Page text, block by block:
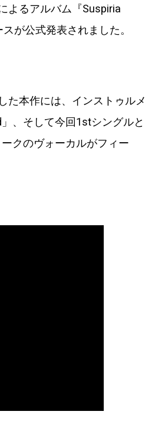
よるアルバム『Suspiria
が公式発表されました。
た本作には、インストゥルメ
、そして今回1stシングルと
クのヴォーカルがフィー